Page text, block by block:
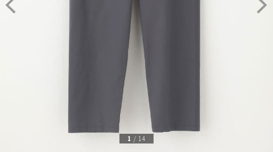
1 / 14